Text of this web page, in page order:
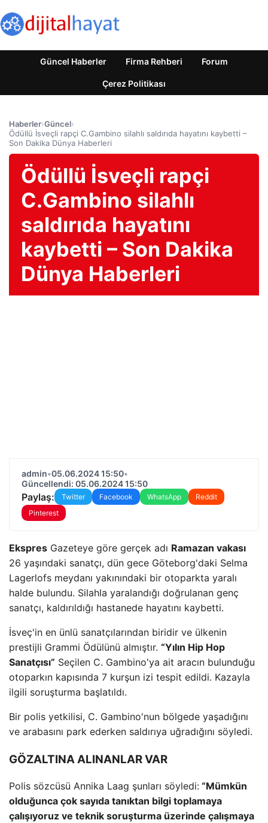
Güncel Haberler Firma Rehberi Forum
Çerez Politikası
Haberler›Güncel›
Ödüllü İsveçli rapçi C.Gambino silahlı saldırıda hayatını kaybetti –
Son Dakika Dünya Haberleri
Ödüllü İsveçli rapçi
C.Gambino silahlı
saldırıda hayatını
kaybetti – Son Dakika
Dünya Haberleri
admin•05.06.2024 15:50•
Güncellendi: 05.06.2024 15:50
Paylaş: Twitter Facebook WhatsApp
Reddit
Pinterest
Ekspres Gazeteye göre gerçek adı Ramazan vakası
26 yaşındaki sanatçı, dün gece Göteborg'daki Selma
Lagerlofs meydanı yakınındaki bir otoparkta yaralı
halde bulundu. Silahla yaralandığı doğrulanan genç
sanatçı, kaldırıldığı hastanede hayatını kaybetti.
İsveç'in en ünlü sanatçılarından biridir ve ülkenin
prestijli Grammi Ödülünü almıştır. “Yılın Hip Hop
Sanatçısı” Seçilen C. Gambino'ya ait aracın bulunduğu
otoparkın kapısında 7 kurşun izi tespit edildi. Kazayla
ilgili soruşturma başlatıldı.
Bir polis yetkilisi, C. Gambino'nun bölgede yaşadığını
ve arabasını park ederken saldırıya uğradığını söyledi.
GÖZALTINA ALINANLAR VAR
Polis sözcüsü Annika Laag şunları söyledi: “Mümkün
olduğunca çok sayıda tanıktan bilgi toplamaya
çalışıyoruz ve teknik soruşturma üzerinde çalışmaya